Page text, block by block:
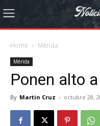
Home Mérida
Mérida
Ponen alto
By Martin Cruz - octubre 28,